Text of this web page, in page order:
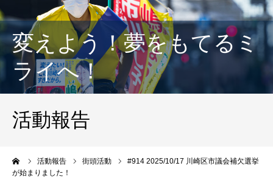
変えよう！夢をもてるミ
ライへ！
活動報告
活動報告 街頭活動
#914 2025/10/17 川崎区市議会補欠選挙
が始まりました！